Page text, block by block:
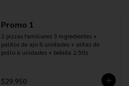
Promo 1
2 pizzas familiares 3 ingredientes +
palitos de ajo 8 unidades + alitas de
pollo 6 unidades + bebida 2.5lts
$29.950